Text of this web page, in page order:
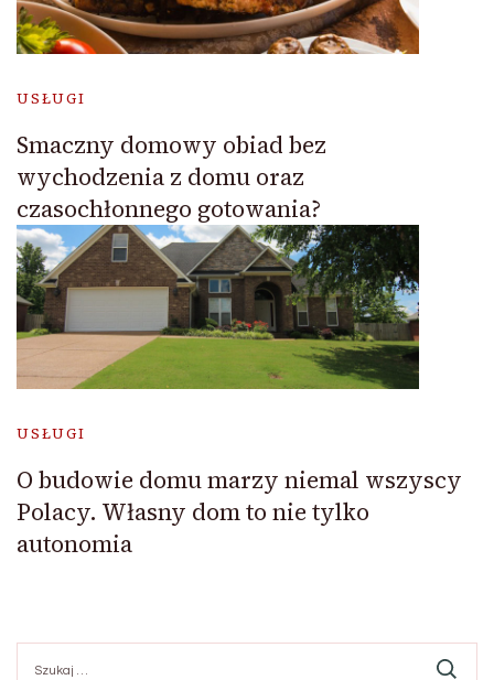
USŁUGI
Smaczny domowy obiad bez
wychodzenia z domu oraz
czasochłonnego gotowania?
USŁUGI
O budowie domu marzy niemal wszyscy
Polacy. Własny dom to nie tylko
autonomia